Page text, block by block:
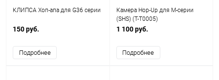
КЛИПСА Хоп-апа для G36 серии
150 руб.
Подробнее
Камера Hop-Up для M-серии
(SHS) (T-T0005)
1 100 руб.
Подробнее